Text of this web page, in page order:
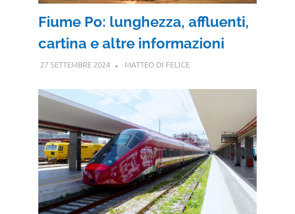
Fiume Po: lunghezza, affluenti,
cartina e altre informazioni
27 SETTEMBRE 2024 MATTEO DI FELICE